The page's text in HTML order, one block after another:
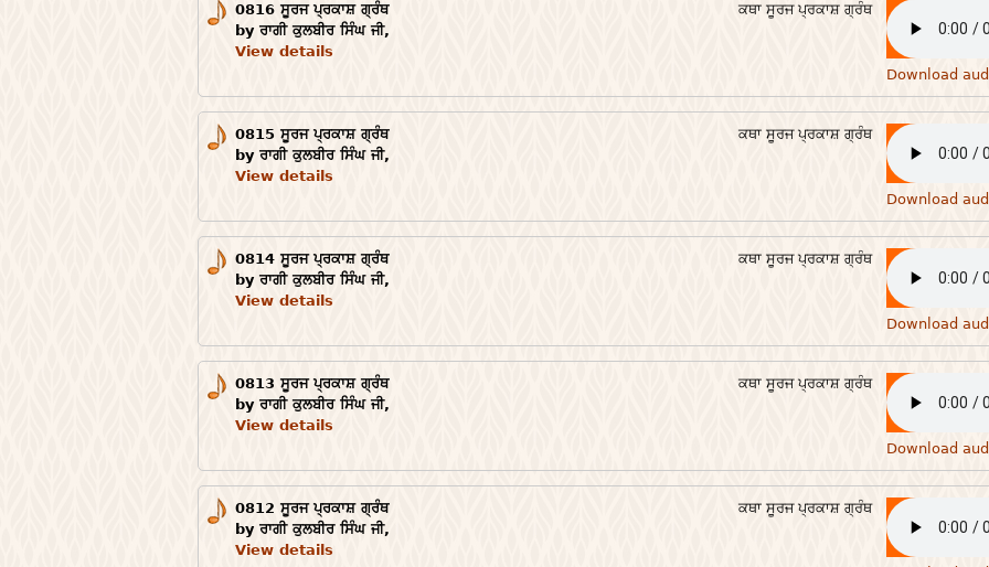
0816 ਸੂਰਜ ਪ੍ਰਕਾਸ਼ ਗ੍ਰੰਥ
by ਰਾਗੀ ਕੁਲਬੀਰ ਸਿੰਘ ਜੀ,
View details
Download
ਕਥਾ ਸੂਰਜ ਪ੍ਰਕਾਸ਼ ਗ੍ਰੰਥ
0815 ਸੂਰਜ ਪ੍ਰਕਾਸ਼ ਗ੍ਰੰਥ
by ਰਾਗੀ ਕੁਲਬੀਰ ਸਿੰਘ ਜੀ,
View details
Download
ਕਥਾ ਸੂਰਜ ਪ੍ਰਕਾਸ਼ ਗ੍ਰੰਥ
0814 ਸੂਰਜ ਪ੍ਰਕਾਸ਼ ਗ੍ਰੰਥ
by ਰਾਗੀ ਕੁਲਬੀਰ ਸਿੰਘ ਜੀ,
View details
Download
ਕਥਾ ਸੂਰਜ ਪ੍ਰਕਾਸ਼ ਗ੍ਰੰਥ
0813 ਸੂਰਜ ਪ੍ਰਕਾਸ਼ ਗ੍ਰੰਥ
by ਰਾਗੀ ਕੁਲਬੀਰ ਸਿੰਘ ਜੀ,
View details
Download
ਕਥਾ ਸੂਰਜ ਪ੍ਰਕਾਸ਼ ਗ੍ਰੰਥ
0812 ਸੂਰਜ ਪ੍ਰਕਾਸ਼ ਗ੍ਰੰਥ
by ਰਾਗੀ ਕੁਲਬੀਰ ਸਿੰਘ ਜੀ,
View details
ਕਥਾ ਸੂਰਜ ਪ੍ਰਕਾਸ਼ ਗ੍ਰੰਥ